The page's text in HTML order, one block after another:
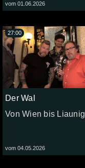
vom 01.06.2026
Der Wal
Von Wien bis Liaunig
vom 04.05.2026
27:00